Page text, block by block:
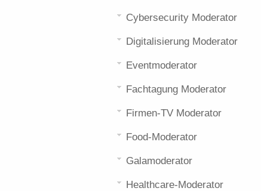
Cybersecurity Moderator
Digitalisierung Moderator
Eventmoderator
Fachtagung Moderator
Firmen-TV Moderator
Food-Moderator
Galamoderator
Healthcare-Moderator